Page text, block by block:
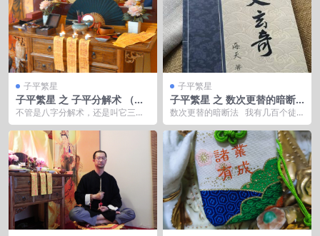
子平繁星
子平繁星 之 子平分解术 （三
元结构论）
不管是八字分解术，还是叫它三元
结构法，其本质都是易学中老生常
谈的一个东西，既”象...
子平繁星
子平繁星 之 数次更替的暗断
法
数次更替的暗断法 我有几百个徒
弟，只要学到一定程度，都会问同
一个问...